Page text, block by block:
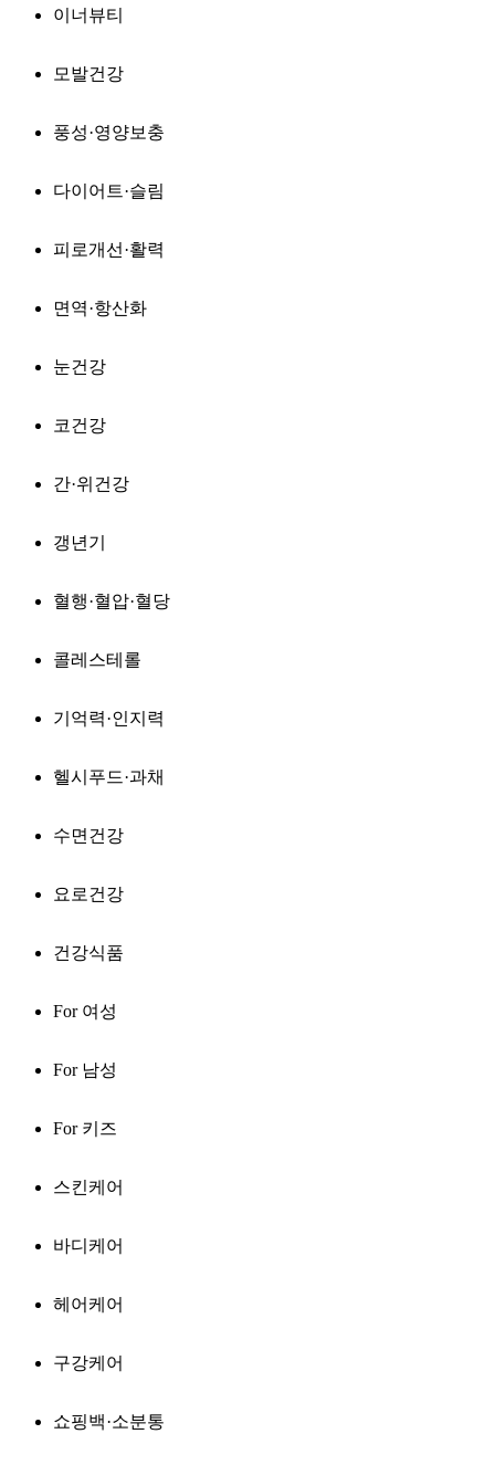
이너뷰티
모발건강
풍성·영양보충
다이어트·슬림
피로개선·활력
면역·항산화
눈건강
코건강
간·위건강
갱년기
혈행·혈압·혈당
콜레스테롤
기억력·인지력
헬시푸드·과채
수면건강
요로건강
건강식품
For 여성
For 남성
For 키즈
스킨케어
바디케어
헤어케어
구강케어
쇼핑백·소분통